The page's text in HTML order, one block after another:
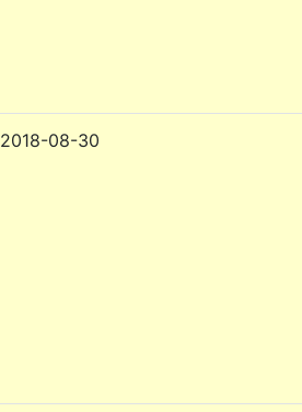
2018-08-30